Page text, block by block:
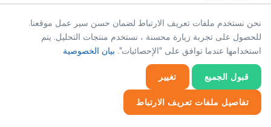
Senior Linux Admin
عمان - الأردن
TM Golang Developer
عمان - الأردن
نحن نستخدم ملفات تعريف الارتباط لضمان حسن سير عمل موقعنا.
للحصول على تجربة زيارة محسنة ، نستخدم منتجات التحليل. يتم
استخدامها عندما توافق على "الإحصائيات". بيان الخصوصية
قبول الجميع تغيير
تفاصيل ملفات تعريف الارتباط